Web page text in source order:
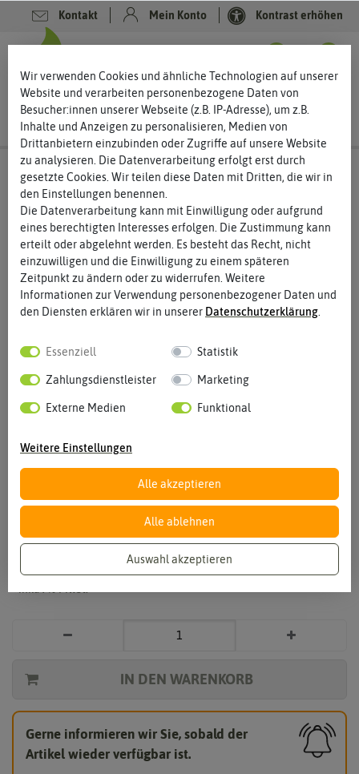
Kontakt Mein Konto Kontrast erhöhen
Vergrößern durch berühren
Schnittlauch Polyvert
3,49 €
*
IN DEN WARENKORB
Gerne informieren wir Sie, sobald der
Artikel wieder verfügbar ist.
Wir verwenden Cookies und ähnliche Technologien auf unserer
Website und verarbeiten personenbezogene Daten von
Besucher:innen unserer Webseite (z.B. IP-Adresse), um z.B.
Inhalte und Anzeigen zu personalisieren, Medien von
Drittanbietern einzubinden oder Zugriffe auf unsere Website
zu analysieren. Die Datenverarbeitung erfolgt erst durch
gesetzte Cookies. Wir teilen diese Daten mit Dritten, die wir in
den Einstellungen benennen.
Die Datenverarbeitung kann mit Einwilligung oder aufgrund
eines berechtigten Interesses erfolgen. Die Zustimmung kann
erteilt oder abgelehnt werden. Es besteht das Recht, nicht
einzuwilligen und die Einwilligung zu einem späteren
Zeitpunkt zu ändern oder zu widerrufen. Weitere
Informationen zur Verwendung personenbezogener Daten und
den Diensten erklären wir in unserer Daten­schutz­erklärung
Essenziell Statistik
Zahlungsdienstleister Marketing
Externe Medien Funktional
Weitere Einstellungen
Alle akzeptieren
Alle ablehnen
Auswahl akzeptieren